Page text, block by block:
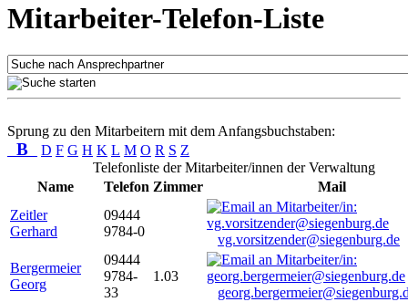
Mitarbeiter-Telefon-Liste
Sprung zu den Mitarbeitern mit dem Anfangsbuchstaben:
B D F G H K L M O R S Z
Telefonliste der Mitarbeiter/innen der Verwaltung
Name
Telefon Zimmer
Mail
Zeitler
Gerhard
09444
9784-0
vg.vorsitzender@siegenburg.de
Bergermeier
Georg
09444
9784-
33
1.03